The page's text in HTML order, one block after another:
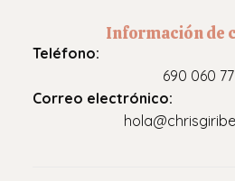
Información de
Teléfono:
690 060
Correo electrónico: